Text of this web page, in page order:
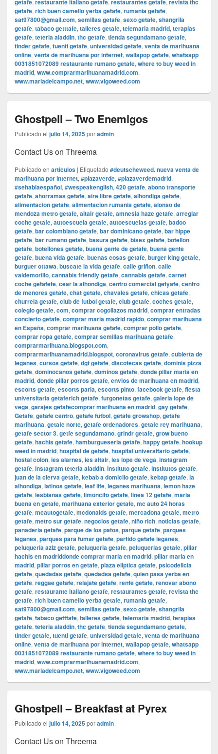
getafe, restaurante italiano getafe, restaurantes getafe, revista thc
getafe, rich buen camello yerba getafe, rumania getafe,
sat97800@gmail.com, semillas getafe, sexo getafe, shangrila
getafe, tabaco getttafe, talleres getafe, telemaria madrid, terapias
getafe, teteria aladdin, thc getafe, tienda segundamano getafe,
tinder getafe, tuenti getafe, universidad getafe, venta de marihuana
online, venta de marihuana por internet, wallapop getafe, whatsapp
0031851072089 restaurante rumano getafe, where to buy weed in
madrid, www.comprarmarihuanamadrid.com,
www.mariadelcampo.net, www.vigoweed.com
Ghostpell – Two Enemigos
Publicado el julio 14, 2025poradmin
Contact Us on Threema
Publicado en articulos | Etiquetado #deutscheweed. nueva venta de
marihuana por internet, #plazaverde, #plazaverdemadrid,
#sehablaespañol, #wespeakenglish, 420 getafe, abono transporte
getafe, ahorramas getafe, aire libre getafe, alhondiga getafe,
alimentacion getafe, alimentacion rumania getafe, alonso de
mendoza metro getafe, altair getafe, amnesia haze getafe, arreglar
coche getafe, autoescuela getafe, autoescuelas getafe, badoo
getafe, bar colombiano getafe, bar dominicano getafe, bar hippe
getafe, bar rumano getafe, basura getafe, bisex getafe, botellon
getafe, botellones getafe, buena gente de getafe, buena gente
getafe, buena vida getafe, buenas cosas getafe, burger king getafe,
burguer ottawa, buscate la vida getafe, calle griñon, calle
valdemorillo, cannabis friendly getafe, cannabis getafe, carnet
coche getafete, cear la alhondiga, centro comercial getyafe, centro
de menores getafe, chat getafe, chavales getafe, chicas getafe,
churreia getafe, club de futbol getafe, club getafe, coches getafe,
colegio getafe, com, comprar cogollazos madrid, comprar entradas
concierto getafe, comprar maria madrid rapido, comprar marihuana
en España, comprar marihuana getafe, comprar pollo getafe,
comprar ropa getafe, comprar semillas marihuana getafe,
comprarmarihuana.blogspot.com,
comprarmarihuanamadrid.blogspot, coronavirus getafe, cubierta de
leganes, cursos getafe, dgt getafe, discotecas getafe, dominis pizza
getafe, dominocanos getafe, dominos getafe, donde pillar maria en
madrid, donde pillar porros getafe, envios de marihuana en madrid,
escorts getafe, escorts parla, escorts pinto, facebook getafe, fiesta
universitaria getaferich getafe, furgonetas getafe, galeria lope de
vega, garajes getafecomprar marihuana en madrid, gay getafe,
Getafe, getafe centro, getafe futbol, getafe growshop, getafe
marihuana, getafe norte, getafe ordenadores, getafe rey marihuana,
getafe sector 3, getfe segundamano, grindr getafe, grow bueno
getafe, hachis getafe, hamburgueseria getafe, happy getafe, hookup
weed in madrid, hospital de getafe, hospital universitario getafe,
hostal colon, ies alarnes, ies altair, ies lope de vega, instagram
getafe, instagram teteria aladdin, instituto getafe, institutos getafe,
juan de la cierva getafe, kebab a domiclio getafe, kebap getafe, la
alhondiga, latinos getafe, leaf life, leganes marihuana, lemon haze
getafe, lesbianas getafe, limoncito getafe, linea 12 getafe, maria
buena en getafe, marihuana exterior getafe, mc auto 24 horas
getafe, mcautogetafe, mcdonalds getafe, mercadona getafe, metro
getafe, metro sur getafe, negocios getafe, niño rich, noticias getafe,
panaderia getafe, parque de los patos, parque getafe, parques
leganes, parques para fumar getafe, partido getafe leganes,
peluqueria aziz getafe, peluqueria getafe, peluquerias getafe, pillar
hachis en madriddonde comprar maria en madrid, pillar maria en
madrid, pillar porros en getafe, plaza eliptica getafe, psicodelicia
getafe, quedadas getafe, quedadsa getafe, quien pasa yerba en
getafe, reggae getafe, relajate getafe, renfe getafe, renovar abono
getafe, restaurante italiano getafe, restaurantes getafe, revista thc
getafe, rich buen camello yerba getafe, rumania getafe,
sat97800@gmail.com, semillas getafe, sexo getafe, shangrila
getafe, tabaco getttafe, talleres getafe, telemaria madrid, terapias
getafe, teteria aladdin, thc getafe, tienda segundamano getafe,
tinder getafe, tuenti getafe, universidad getafe, venta de marihuana
online, venta de marihuana por internet, wallapop getafe, whatsapp
0031851072089 restaurante rumano getafe, where to buy weed in
madrid, www.comprarmarihuanamadrid.com,
www.mariadelcampo.net, www.vigoweed.com
Ghostpell – Breakfast at Pyrex
Publicado el julio 14, 2025poradmin
Contact Us on Threema